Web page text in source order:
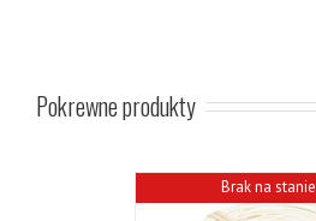
Pokrewne produkty
Brak na stanie